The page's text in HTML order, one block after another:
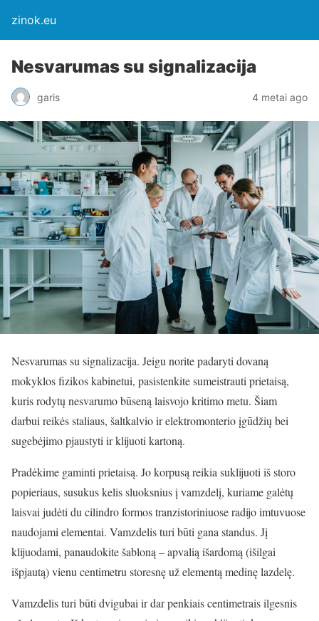
zinok.eu
Nesvarumas su signalizacija
garis 4 metai ago
Nesvarumas su signalizacija. Jeigu norite padaryti dovaną
mokyklos fizikos kabinetui, pasistenkite sumeistrauti prietaisą,
kuris rodytų nesvarumo būseną laisvojo kritimo metu. Šiam
darbui reikės staliaus, šaltkalvio ir elektromonterio įgūdžių bei
sugebėjimo pjaustyti ir klijuoti kartoną.
Pradėkime gaminti prietaisą. Jo korpusą reikia suklijuoti iš storo
popieriaus, susukus kelis sluoksnius į vamzdelį, kuriame galėtų
laisvai judėti du cilindro formos tranzistoriniuose radijo imtuvuose
naudojami elementai. Vamzdelis turi būti gana standus. Jį
klijuodami, panaudokite šabloną – apvalią išardomą (išilgai
išpjautą) vienu centimetru storesnę už elementą medinę lazdelę.
Vamzdelis turi būti dvigubai ir dar penkiais centimetrais ilgesnis